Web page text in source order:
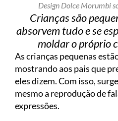
Design Dolce Morumbi
Crianças são
absorvem tudo e se
moldar o próprio
As crianças pequenas
mostrando aos pais que
eles dizem. Com isso,
mesmo a reprodução de
expressões.